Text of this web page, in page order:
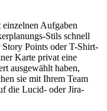
Aufgaben
Stils schnell
Points oder T-Shirt-
Karte privat eine
ausgewählt haben,
sie mit Ihrem Team
die Lucid- oder Jira-